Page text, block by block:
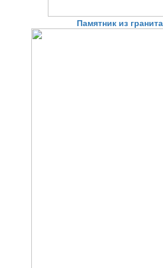
Памятник из